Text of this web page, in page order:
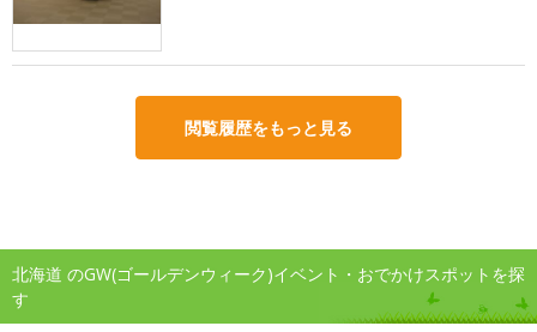
閲覧履歴をもっと見る
北海道 のGW(ゴールデンウィーク)イベント・おでかけスポットを探
す